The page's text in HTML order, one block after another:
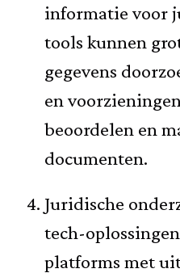
informatie voor
tools kunnen
gegevens
en
beoordelen en
documenten.
Juridische
tech-
platforms met